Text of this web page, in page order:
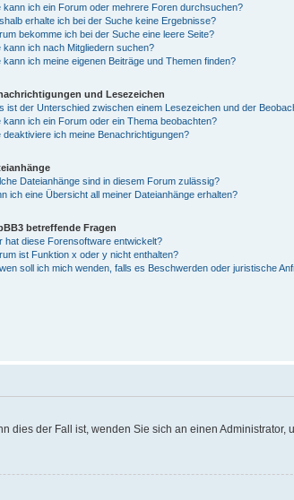
kann ich ein Forum oder mehrere Foren durchsuchen?
erhalte ich bei der Suche keine Ergebnisse?
bekomme ich bei der Suche eine leere Seite?
kann ich nach Mitgliedern suchen?
kann ich meine eigenen Beiträge und Themen finden?
und Lesezeichen
ist der Unterschied zwischen einem Lesezeichen und der
kann ich ein Forum oder ein Thema beobachten?
deaktiviere ich meine Benachrichtigungen?
Dateianhänge sind in diesem Forum zulässig?
ich eine Übersicht all meiner Dateianhänge erhalten?
betreffende Fragen
hat diese Forensoftware entwickelt?
ist Funktion x oder y nicht enthalten?
soll ich mich wenden, falls es Beschwerden oder juristische
der Fall ist, wenden Sie sich an einen Administrator,